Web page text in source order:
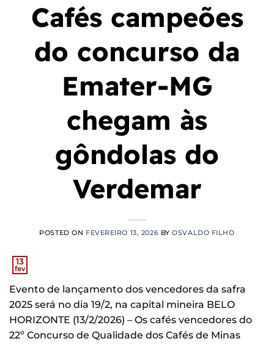
Cafés campeões
do concurso da
Emater-MG
chegam às
gôndolas do
Verdemar
POSTED ON FEVEREIRO 13, 2026 BYOSVALDO FILHO
13
fev
Evento de lançamento dos vencedores da safra
2025 será no dia 19/2, na capital mineira BELO
HORIZONTE (13/2/2026) – Os cafés vencedores do
22º Concurso de Qualidade dos Cafés de Minas